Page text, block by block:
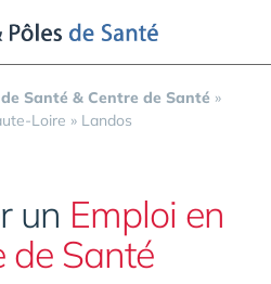
Santé & Centre de Santé »
Loire » Landos
un Emploi en
de Santé